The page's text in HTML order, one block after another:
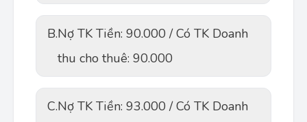
B.Nợ TK Tiền: 90.000 / Có TK Doanh
thu cho thuê: 90.000
C.Nợ TK Tiền: 93.000 / Có TK Doanh